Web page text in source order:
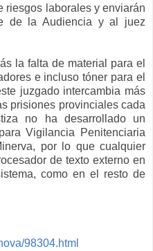
riesgos laborales y enviarán
de la Audiencia y al juez
la falta de material para el
e incluso tóner para el
juzgado intercambia más
prisiones provinciales cada
no ha desarrollado un
Vigilancia Penitenciaria
por lo que cualquier
de texto externo en
como en el resto de
98304.html